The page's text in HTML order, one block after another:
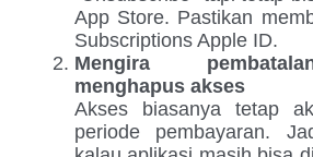
App Store. Pastikan
Subscriptions Apple ID.
Mengira
menghapus akses
Akses biasanya tetap
periode pembayaran.